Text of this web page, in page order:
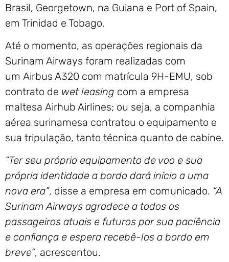
Brasil, Georgetown, na Guiana e Port of Spain,
em Trinidad e Tobago.
Até o momento, as operações regionais da
Surinam Airways foram realizadas com
um Airbus A320 com matrícula 9H-EMU, sob
contrato de wet leasing com a empresa
maltesa Airhub Airlines; ou seja, a companhia
aérea surinamesa contratou o equipamento e
sua tripulação, tanto técnica quanto de cabine.
“Ter seu próprio equipamento de voo e sua
própria identidade a bordo dará início a uma
nova era”, disse a empresa em comunicado. “A
Surinam Airways agradece a todos os
passageiros atuais e futuros por sua paciência
e confiança e espera recebê-los a bordo em
breve”, acrescentou.